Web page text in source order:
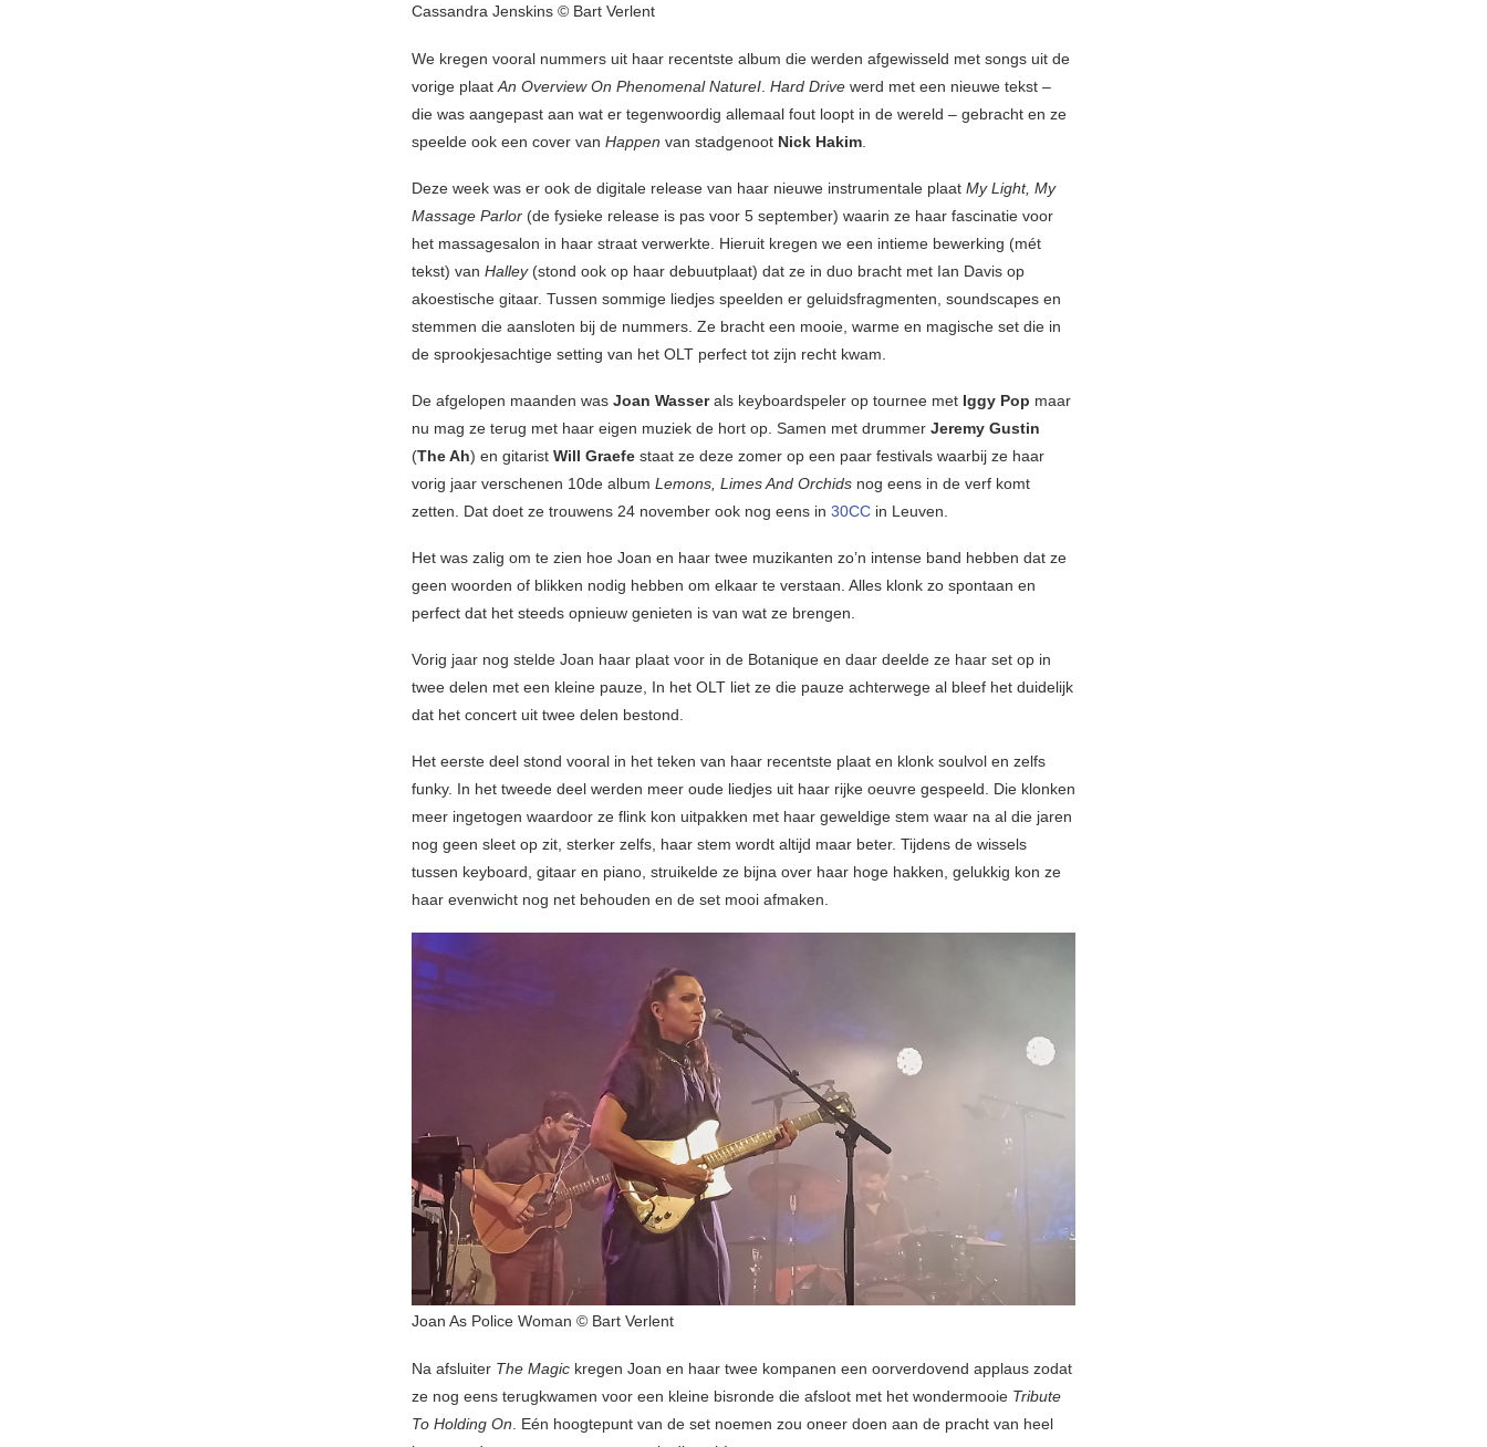
Cassandra Jenskins © Bart Verlent
We kregen vooral nummers uit haar recentste album die werden afgewisseld met songs uit de
vorige plaat An Overview On Phenomenal NatureI Hard Drive werd met een nieuwe tekst –
die was aangepast aan wat er tegenwoordig allemaal fout loopt in de wereld – gebracht en ze
speelde ook een cover van Happen van stadgenoot Nick Hakim
Deze week was er ook de digitale release van haar nieuwe instrumentale plaat My Light, My
Massage Parlor (de fysieke release is pas voor 5 september) waarin ze haar fascinatie voor
het massagesalon in haar straat verwerkte. Hieruit kregen we een intieme bewerking (mét
tekst) van Halley (stond ook op haar debuutplaat) dat ze in duo bracht met Ian Davis op
akoestische gitaar. Tussen sommige liedjes speelden er geluidsfragmenten, soundscapes en
stemmen die aansloten bij de nummers. Ze bracht een mooie, warme en magische set die in
de sprookjesachtige setting van het OLT perfect tot zijn recht kwam.
De afgelopen maanden was Joan Wasserals keyboardspeler op tournee met Iggy Pop maar
nu mag ze terug met haar eigen muziek de hort op. Samen met drummer Jeremy Gustin
(The Ah) en gitarist Will Graefe staat ze deze zomer op een paar festivals waarbij ze haar
vorig jaar verschenen 10de album Lemons, Limes And Orchids nog eens in de verf komt
zetten. Dat doet ze trouwens 24 november ook nog eens in 30CC in Leuven.
Het was zalig om te zien hoe Joan en haar twee muzikanten zo’n intense band hebben dat ze
geen woorden of blikken nodig hebben om elkaar te verstaan. Alles klonk zo spontaan en
perfect dat het steeds opnieuw genieten is van wat ze brengen.
Vorig jaar nog stelde Joan haar plaat voor in de Botanique en daar deelde ze haar set op in
twee delen met een kleine pauze, In het OLT liet ze die pauze achterwege al bleef het duidelijk
dat het concert uit twee delen bestond.
Het eerste deel stond vooral in het teken van haar recentste plaat en klonk soulvol en zelfs
funky. In het tweede deel werden meer oude liedjes uit haar rijke oeuvre gespeeld. Die klonken
meer ingetogen waardoor ze flink kon uitpakken met haar geweldige stem waar na al die jaren
nog geen sleet op zit, sterker zelfs, haar stem wordt altijd maar beter. Tijdens de wissels
tussen keyboard, gitaar en piano, struikelde ze bijna over haar hoge hakken, gelukkig kon ze
haar evenwicht nog net behouden en de set mooi afmaken.
Joan As Police Woman © Bart Verlent
Na afsluiter The Magic kregen Joan en haar twee kompanen een oorverdovend applaus zodat
ze nog eens terugkwamen voor een kleine bisronde die afsloot met het wondermooie Tribute
To Holding On . Eén hoogtepunt van de set noemen zou oneer doen aan de pracht van heel